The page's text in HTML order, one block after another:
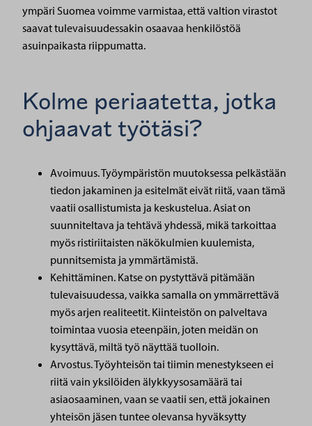
ympäri Suomea voimme varmistaa, että valtion virastot
saavat tulevaisuudessakin osaavaa henkilöstöä
asuinpaikasta riippumatta.
Kolme periaatetta, jotka
ohjaavat työtäsi?
Avoimuus. Työympäristön muutoksessa pelkästään
tiedon jakaminen ja esitelmät eivät riitä, vaan tämä
vaatii osallistumista ja keskustelua. Asiat on
suunniteltava ja tehtävä yhdessä, mikä tarkoittaa
myös ristiriitaisten näkökulmien kuulemista,
punnitsemista ja ymmärtämistä.
Kehittäminen. Katse on pystyttävä pitämään
tulevaisuudessa, vaikka samalla on ymmärrettävä
myös arjen realiteetit. Kiinteistön on palveltava
toimintaa vuosia eteenpäin, joten meidän on
kysyttävä, miltä työ näyttää tuolloin.
Arvostus. Työyhteisön tai tiimin menestykseen ei
riitä vain yksilöiden älykkyysosamäärä tai
asiaosaaminen, vaan se vaatii sen, että jokainen
yhteisön jäsen tuntee olevansa hyväksytty